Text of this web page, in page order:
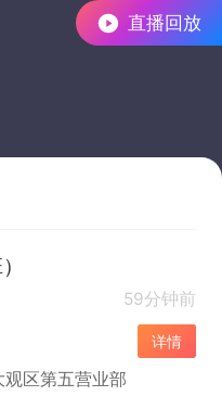
直播回放
59分钟前
详情
区第五营业部